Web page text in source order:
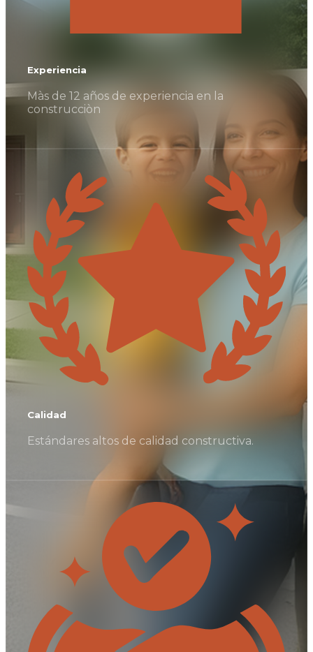
Experiencia
Màs de 12 años de experiencia en la
construcciòn
Calidad
Estándares altos de calidad constructiva.